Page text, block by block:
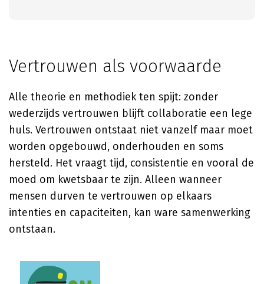
Vertrouwen als voorwaarde
Alle theorie en methodiek ten spijt: zonder
wederzijds vertrouwen blijft collaboratie een lege
huls. Vertrouwen ontstaat niet vanzelf maar moet
worden opgebouwd, onderhouden en soms
hersteld. Het vraagt tijd, consistentie en vooral de
moed om kwetsbaar te zijn. Alleen wanneer
mensen durven te vertrouwen op elkaars
intenties en capaciteiten, kan ware samenwerking
ontstaan.